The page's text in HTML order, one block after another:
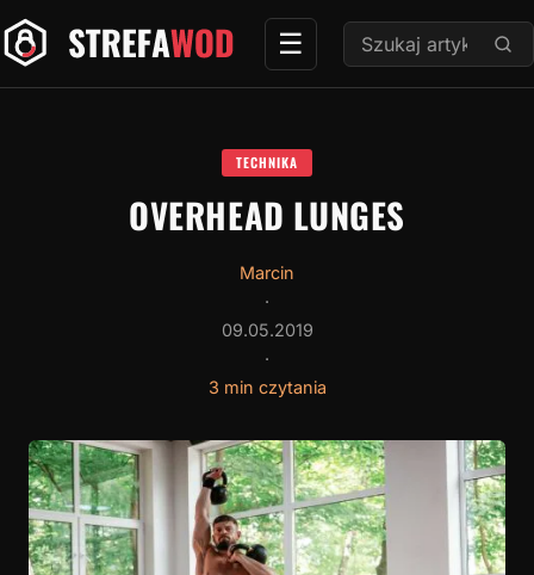
Przejdź
do
☰ Szukaj:
TECHNIKA
OVERHEAD LUNGES
Marcin
·
09.05.2019
·
3 min czytania